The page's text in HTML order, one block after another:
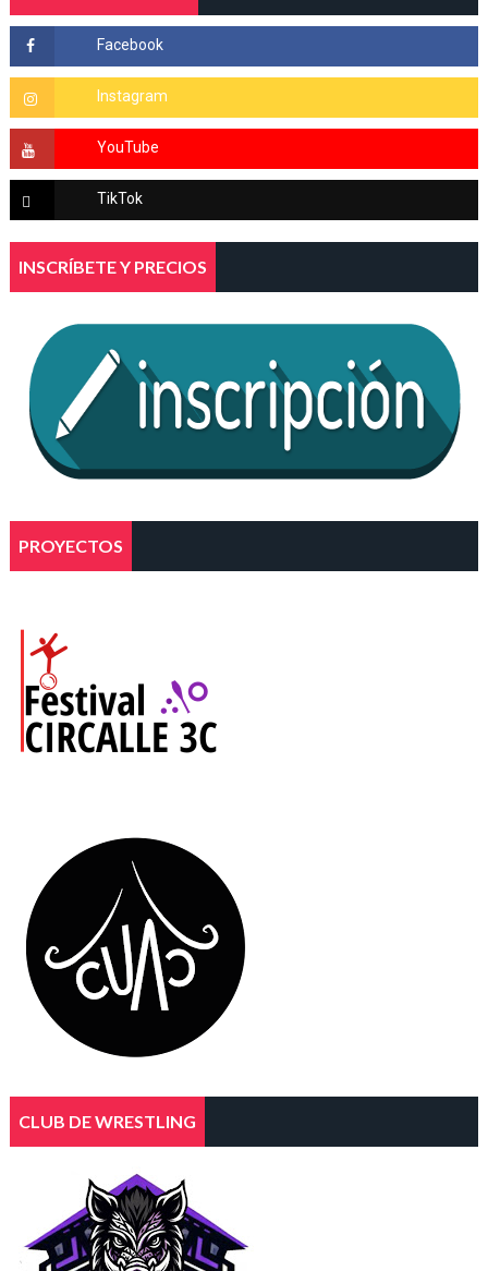
INSCRÍBETE Y PRECIOS
PROYECTOS
CLUB DE WRESTLING